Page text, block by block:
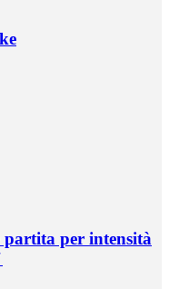
per intensità